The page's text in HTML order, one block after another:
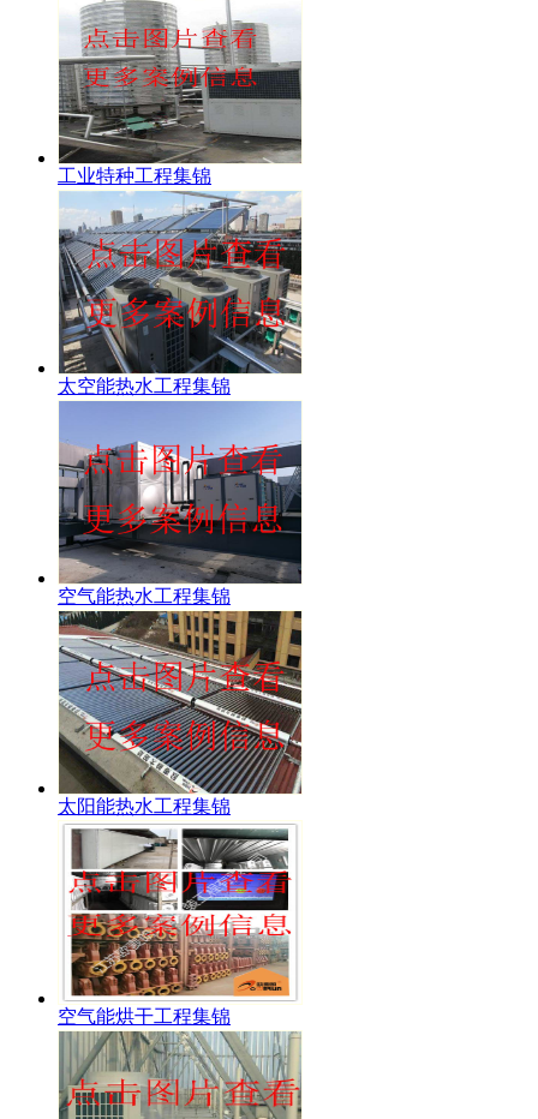
工业特种工程集锦
太空能热水工程集锦
空气能热水工程集锦
太阳能热水工程集锦
空气能烘干工程集锦